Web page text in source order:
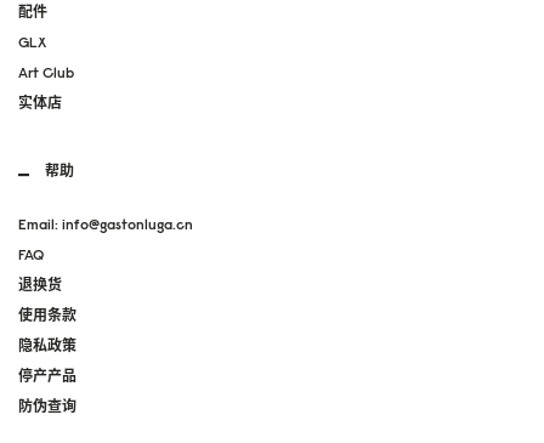
配件
GLX
Art Club
实体店
帮助
Email: info@gastonluga.cn
FAQ
退换货
使用条款
隐私政策
停产产品
防伪查询